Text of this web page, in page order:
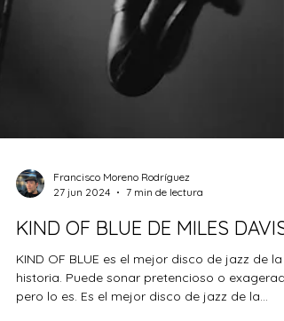
Francisco Moreno Rodríguez
27 jun 2024
7 min de lectura